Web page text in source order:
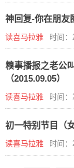
神回复-你在朋友
读喜马拉雅 时间
糗事播报之老公
（2015.09.05）
读喜马拉雅 时间
初一特别节目（
读喜马拉雅 时间